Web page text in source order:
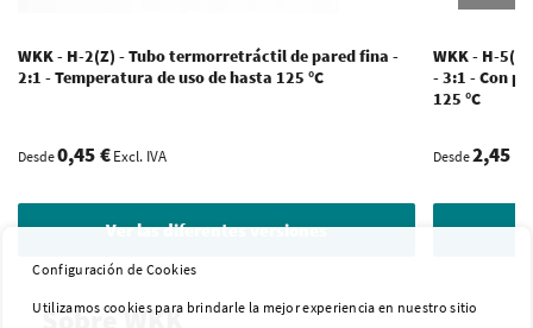
Sobre WKK
WKK - H-2(Z) - Tubo termorretráctil de pared fina -
2:1 - Temperatura de uso de hasta 125 °C
Desde0,45 €Excl. IVA
Ver las diferentes versiones
WKK - H-
- 3:1 - Con
125 °C
Desde2,45 €
Configuración de Cookies
Utilizamos cookies para brindarle la mejor experiencia en nuestro sitio